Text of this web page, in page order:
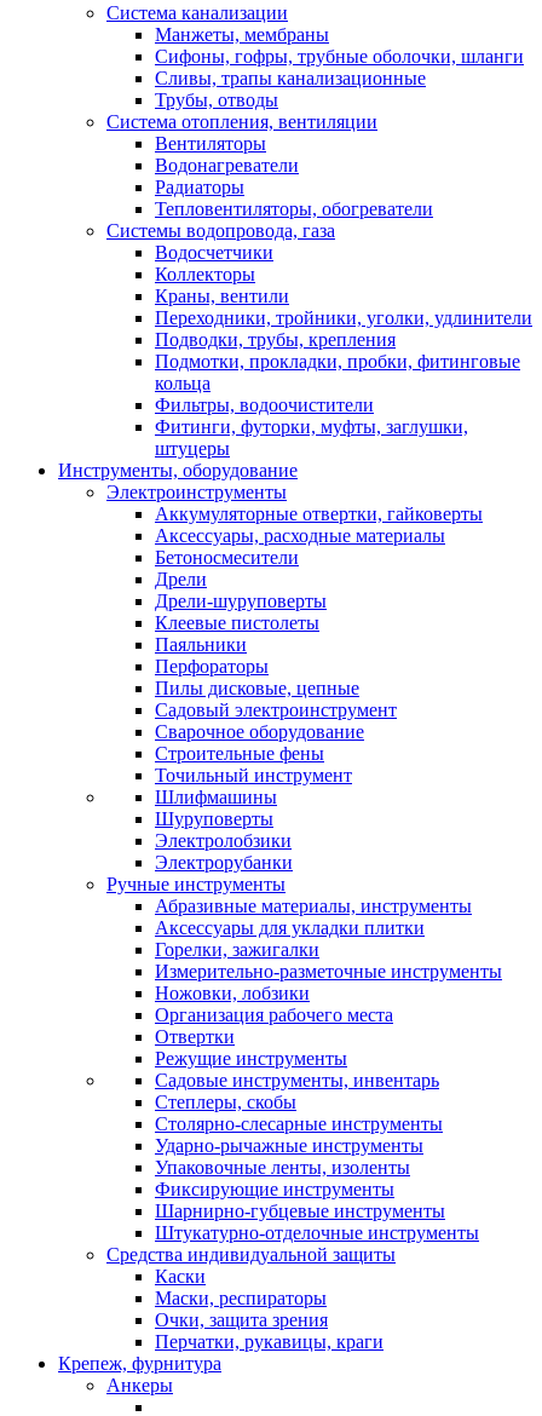
Система канализации
Манжеты, мембраны
Сифоны, гофры, трубные оболочки, шланги
Сливы, трапы канализационные
Трубы, отводы
Система отопления, вентиляции
Вентиляторы
Водонагреватели
Радиаторы
Тепловентиляторы, обогреватели
Системы водопровода, газа
Водосчетчики
Коллекторы
Краны, вентили
Переходники, тройники, уголки, удлинители
Подводки, трубы, крепления
Подмотки, прокладки, пробки, фитинговые
кольца
Фильтры, водоочистители
Фитинги, футорки, муфты, заглушки,
штуцеры
Инструменты, оборудование
Электроинструменты
Аккумуляторные отвертки, гайковерты
Аксессуары, расходные материалы
Бетоносмесители
Дрели
Дрели-шуруповерты
Клеевые пистолеты
Паяльники
Перфораторы
Пилы дисковые, цепные
Садовый электроинструмент
Сварочное оборудование
Строительные фены
Точильный инструмент
Шлифмашины
Шуруповерты
Электролобзики
Электрорубанки
Ручные инструменты
Абразивные материалы, инструменты
Аксессуары для укладки плитки
Горелки, зажигалки
Измерительно-разметочные инструменты
Ножовки, лобзики
Организация рабочего места
Отвертки
Режущие инструменты
Садовые инструменты, инвентарь
Степлеры, скобы
Столярно-слесарные инструменты
Ударно-рычажные инструменты
Упаковочные ленты, изоленты
Фиксирующие инструменты
Шарнирно-губцевые инструменты
Штукатурно-отделочные инструменты
Средства индивидуальной защиты
Каски
Маски, респираторы
Очки, защита зрения
Перчатки, рукавицы, краги
Крепеж, фурнитура
Анкеры